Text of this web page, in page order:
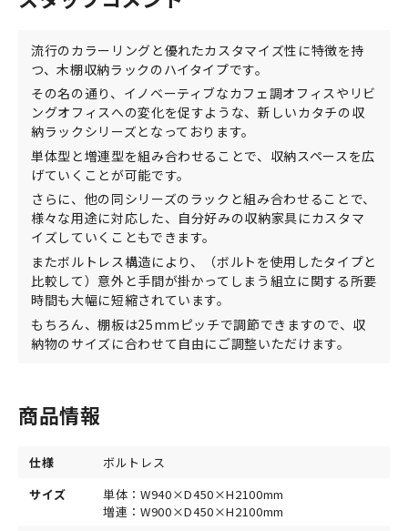
流行のカラーリングと優れたカスタマイズ性に特徴を持
つ、木棚収納ラックのハイタイプです。
その名の通り、イノベーティブなカフェ調オフィスやリビ
ングオフィスへの変化を促すような、新しいカタチの収
納ラックシリーズとなっております。
単体型と増連型を組み合わせることで、収納スペースを広
げていくことが可能です。
さらに、他の同シリーズのラックと組み合わせることで、
様々な用途に対応した、自分好みの収納家具にカスタマ
イズしていくこともできます。
またボルトレス構造により、（ボルトを使用したタイプと
比較して）意外と手間が掛かってしまう組立に関する所要
時間も大幅に短縮されています。
もちろん、棚板は25mmピッチで調節できますので、収
納物のサイズに合わせて自由にご調整いただけます。
商品情報
仕様
ボルトレス
サイズ
単体：W940×D450×H2100mm
増連：W900×D450×H2100mm